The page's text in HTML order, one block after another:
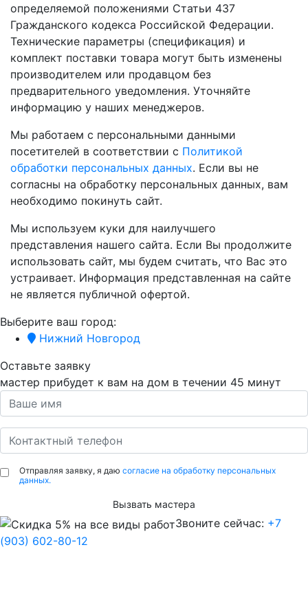
определяемой положениями Статьи 437
Гражданского кодекса Российской Федерации.
Технические параметры (спецификация) и
комплект поставки товара могут быть изменены
производителем или продавцом без
предварительного уведомления. Уточняйте
информацию у наших менеджеров.
Мы работаем с персональными данными
посетителей в соответствии с Политикой
обработки персональных данных. Если вы не
согласны на обработку персональных данных, вам
необходимо покинуть сайт.
Мы используем куки для наилучшего
представления нашего сайта. Если Вы продолжите
использовать сайт, мы будем считать, что Вас это
устраивает. Информация представленная на сайте
не является публичной офертой.
Выберите ваш город:
Нижний Новгород
Оставьте заявку
мастер прибудет к вам на дом в течении 45 минут
Отправляя заявку, я даю согласие на обработку персональных
данных.
Вызвать мастера
Звоните сейчас: +7
(903) 602-80-12